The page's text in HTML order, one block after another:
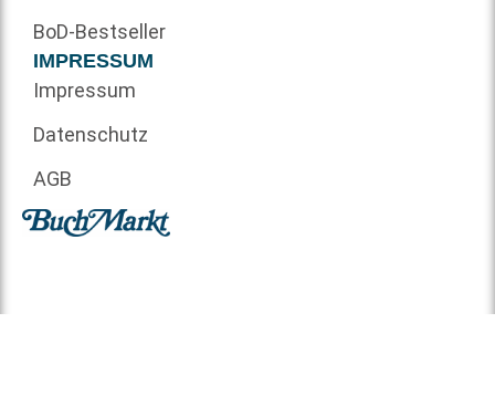
BoD-Bestseller
IMPRESSUM
Impressum
Datenschutz
AGB